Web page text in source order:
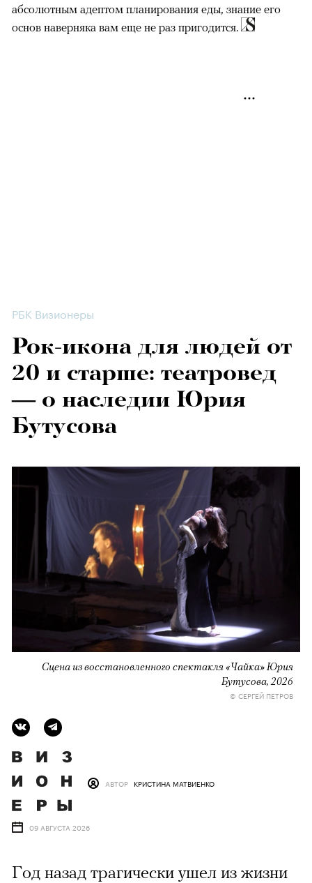
абсолютным адептом планирования еды, знание его
основ наверняка вам еще не раз пригодится.
РБК Визионеры
Рок-икона для людей от
20 и старше: театровед
— о наследии Юрия
Бутусова
Сцена из восстановленного спектакля «Чайка» Юрия
Бутусова, 2026
© СЕРГЕЙ ПЕТРОВ
АВТОР КРИСТИНА МАТВИЕНКО
09 АВГУСТА 2026
Год назад трагически ушел из жизни